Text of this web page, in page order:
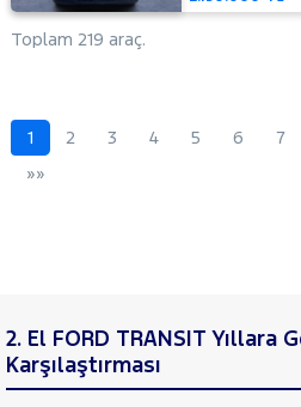
Delux
440 E
Arka
Trend
460 ED
16+1
Toplam 219 araç.
1 2 3 4 5 6 7
»»
2. El FORD TRANSIT Yıllara
Karşılaştırması